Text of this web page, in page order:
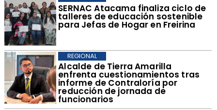
SERNAC Atacama finaliza ciclo de
talleres de educación sostenible
para Jefas de Hogar en Freirina
​Alcalde de Tierra Amarilla
enfrenta cuestionamientos tras
informe de Contraloría por
reducción de jornada de
funcionarios
REGIONAL